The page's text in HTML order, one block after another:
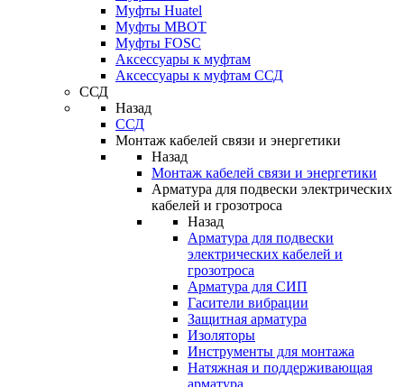
Муфты Huatel
Муфты МВОТ
Муфты FOSC
Аксессуары к муфтам
Аксессуары к муфтам ССД
ССД
Назад
ССД
Монтаж кабелей связи и энергетики
Назад
Монтаж кабелей связи и энергетики
Арматура для подвески электрических
кабелей и грозотроса
Назад
Арматура для подвески
электрических кабелей и
грозотроса
Арматура для СИП
Гасители вибрации
Защитная арматура
Изоляторы
Инструменты для монтажа
Натяжная и поддерживающая
арматура